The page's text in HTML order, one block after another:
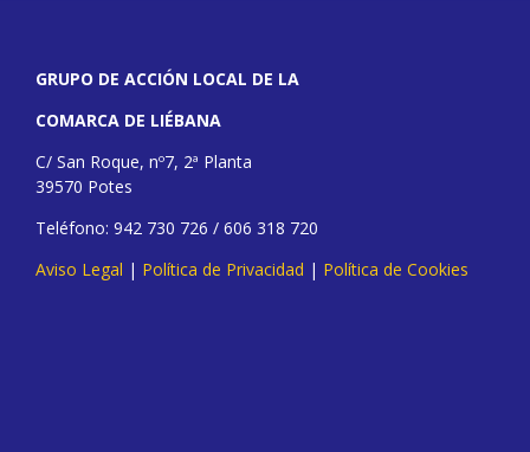
GRUPO DE ACCIÓN LOCAL DE LA
COMARCA DE LIÉBANA
C/ San Roque, nº7, 2ª Planta
39570 Potes
Teléfono: 942 730 726 / 606 318 720
Aviso Legal | Política de Privacidad | Política de Cookies